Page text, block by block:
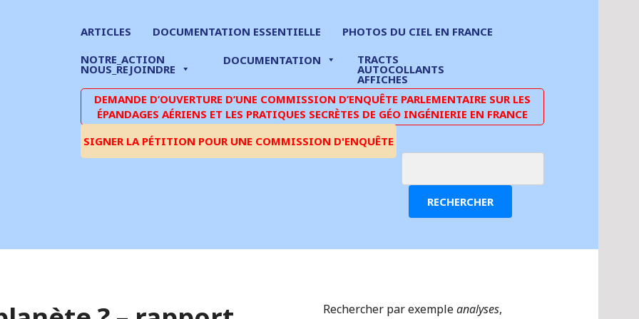
ARTICLES DOCUMENTATION ESSENTIELLE
PHOTOS DU CIEL EN FRANCE
NOTRE_ACTION
NOUS_REJOINDRE
DOCUMENTATION TRACTS
AUTOCOLLANTS
AFFICHES
DEMANDE D’OUVERTURE D’UNE COMMISSION D’ENQUÊTE PARLEMENTAIRE SUR LES
ÉPANDAGES AÉRIENS ET LES PRATIQUES SECRÈTES DE GÉO INGÉNIERIE EN FRANCE
SIGNER LA PÉTITION POUR UNE COMMISSION D'ENQUÊTE
RECHERCHER
Rechercher par exempleanalyses,